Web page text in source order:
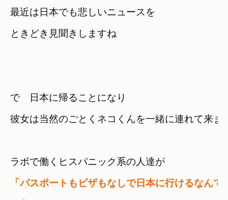
最近は日本でも悲しいニュースを
ときどき見聞きしますね
で　日本に帰ることになり
彼女は当然のごとくネコくんを一緒に連れて来ま
ラボで働くヒスパニック系の人達が
「パスポートもビザもなしで日本に行けるなんて